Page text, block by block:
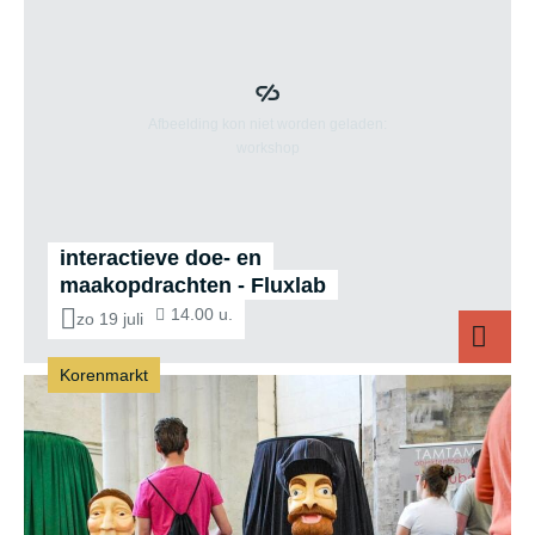
interactieve doe- en
maakopdrachten - Fluxlab
zo 19 juli 14.00 u.
Korenmarkt